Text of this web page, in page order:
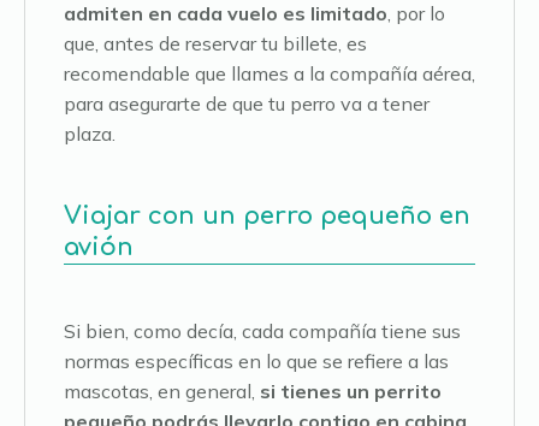
admiten en cada vuelo es limitado, por lo
que, antes de reservar tu billete, es
recomendable que llames a la compañía aérea,
para asegurarte de que tu perro va a tener
plaza.
Viajar con un perro pequeño en
avión
Si bien, como decía, cada compañía tiene sus
normas específicas en lo que se refiere a las
mascotas, en general, si tienes un perrito
pequeño podrás llevarlo contigo en cabina